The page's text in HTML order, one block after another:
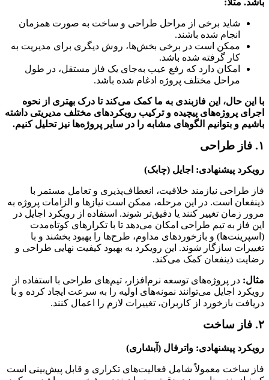
باشد. مثلاً:
شاید برخی از مراحل طراحی و ساخت به صورت همزمان
انجام شده باشند.
ممکن است در برخی بخش‌ها، روش دیگری برای مدیریت به
کار گرفته شده باشد.
امکان دارد که رفع عیب به‌جای یک فاز مستقل، در طول
مراحل مختلف پروژه ادغام شده باشد.
با این حال، این فازبندی به ما کمک می‌کند تا درک بهتری از نحوه
اجرای پروژه‌های پیچیده و ترکیب رویکردهای مختلف مدیریتی داشته
باشیم و بتوانیم الگوهای مشابه را در سایر پروژه‌ها نیز تحلیل کنیم.
۱. فاز طراحی
رویکرد پیشنهادی: اجایل (چابک)
فاز طراحی نیازمند خلاقیت، انعطاف‌پذیری و تعامل مستمر با
ذینفعان است. در این مرحله، ممکن است نیازها و الزامات پروژه به
مرور زمان تغییر کنند یا دقیق‌تر شوند. استفاده از رویکرد اجایل در
این فاز به تیم طراحی امکان می‌دهد تا با تکرارهای کوتاه‌مدت
(اسپرینت‌ها) و بازخوردهای مداوم، طرح‌ها را بهبود بخشند و با
تغییرات سازگار شوند. این رویکرد به بهبود کیفیت نهایی طراحی و
رضایت ذینفعان کمک می‌کند.
مثال: در پروژه‌های توسعه نرم‌افزار، تیم‌های طراحی با استفاده از
رویکرد اجایل می‌توانند نمونه‌های اولیه را به سرعت ایجاد کرده و با
دریافت بازخورد از کاربران، تغییرات لازم را اعمال کنند.
۲. فاز ساخت
رویکرد پیشنهادی: واترفال (آبشاری)
فاز ساخت معمولاً شامل فعالیت‌های تکراری و قابل پیش‌بینی است